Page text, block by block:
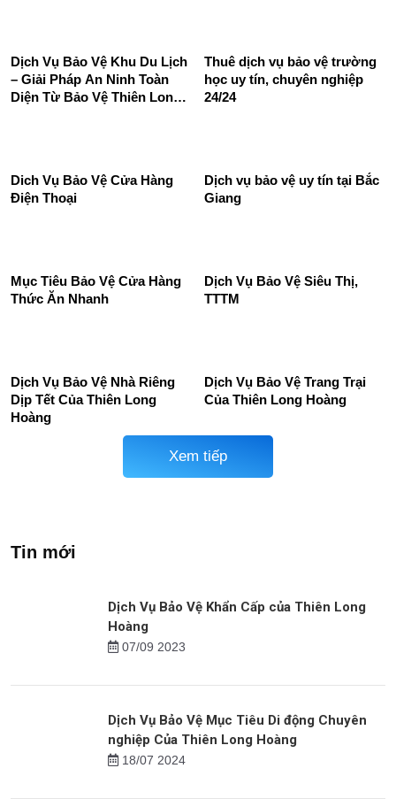
Dịch vụ bảo vệ doanh
nghiệp, công ty
Dịch vụ bảo vệ siêu thị, trung
tâm thương mại
Dịch Vụ Bảo Vệ Khu Du Lịch
– Giải Pháp An Ninh Toàn
Thuê dịch vụ bảo vệ trường
học uy tín, chuyên nghiệp
Dich Vụ Bảo Vệ Cửa Hàng
Dịch vụ bảo vệ uy tín tại Bắc
Mục Tiêu Bảo Vệ Cửa Hàng
Thức Ăn Nhanh
Dịch Vụ Bảo Vệ Siêu Thị,
Hoàng
Tin mới
Dịch Vụ Bảo Vệ Khẩn Cấp của Thiên Long
Hoàng